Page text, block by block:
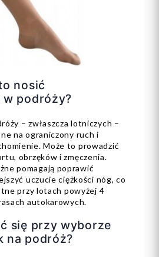
nosić
podróży?
– zwłaszcza lotniczych –
na ograniczony ruch i
Może to prowadzić
obrzęków i zmęczenia.
pomagają poprawić
uczucie ciężkości nóg, co
przy lotach powyżej 4
autokarowych.
się przy wyborze
na podróż?